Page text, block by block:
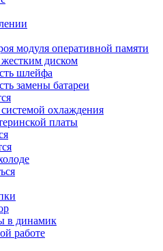
модуля оперативной памяти
диском
шлейфа
замены батареи
охлаждения
платы
в динамик
работе